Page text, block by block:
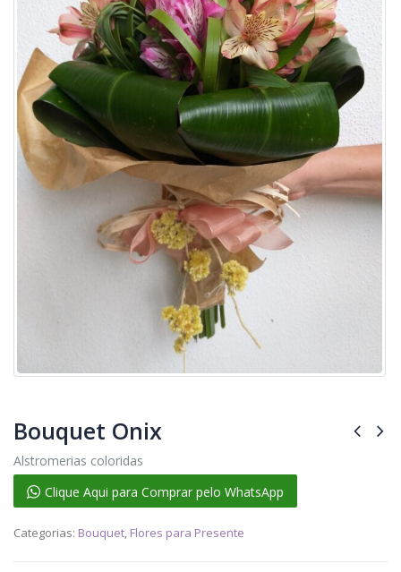
Bouquet Onix
Alstromerias coloridas
Clique Aqui para Comprar pelo WhatsApp
Categorias: Bouquet, Flores para Presente